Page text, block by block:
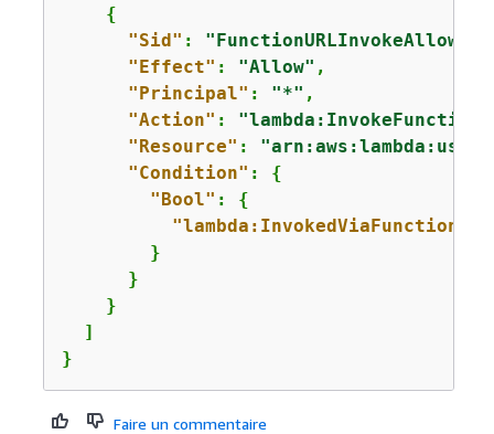
{
"Sid" :
"Effect" : "Allow" ,
"Principal" : "*" ,
"Action" : "lambda:InvokeFunction"
"Resource" : "arn:aws:lambda:us-
"Condition" : {
"Bool" : {
        }
      }
    }
  ]
}
Faire un commentaire